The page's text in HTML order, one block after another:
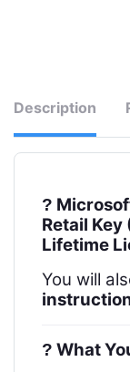
Description
?
Retail
Lifetime
You will
? What